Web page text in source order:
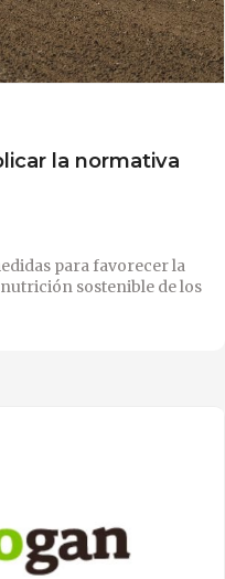
la normativa
para favorecer la
sostenible de los